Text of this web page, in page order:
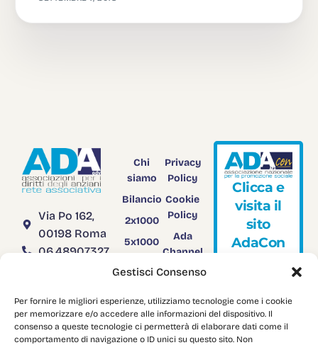
Gestisci Consenso
Per fornire le migliori esperienze, utilizziamo tecnologie come i cookie
per memorizzare e/o accedere alle informazioni del dispositivo. Il
consenso a queste tecnologie ci permetterà di elaborare dati come il
comportamento di navigazione o ID unici su questo sito. Non
Via Po 162,
00198 Roma
06.48907327
segreteria@adanazionale.it
C.F.
03958751004
Chi
siamo
Bilancio
2x1000
5x1000
5x1000
Privacy
Policy
Cookie
Policy
Ada
Channel
TV
Download
Clicca e
visita il
sito
AdaCon